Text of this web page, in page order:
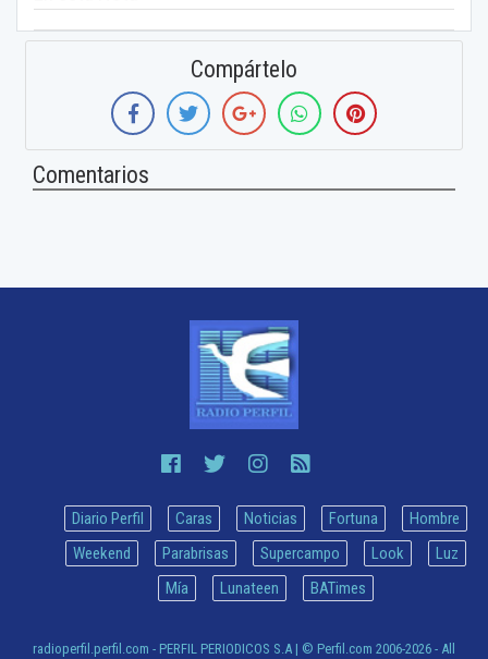
Compártelo
Comentarios
Diario Perfil Caras Noticias Fortuna
Hombre
Weekend
Parabrisas Supercampo Look
Luz
Mía
Lunateen BATimes
radioperfil.perfil.com - PERFIL PERIODICOS S.A | © Perfil.com 2006-2026 - All